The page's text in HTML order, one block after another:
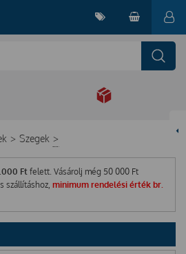
> Szegek >
Ftfelett. Vásárolj még 50 000 Ft
szállításhoz, minimum rendelési érték br.